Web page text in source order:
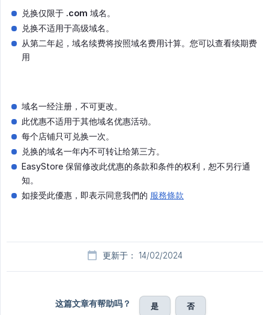
兑换仅限于 .com 域名。
兑换不适用于高级域名。
从第二年起，域名续费将按照域名费用计算。您可以查看续期费
用
域名一经注册，不可更改。
此优惠不适用于其他域名优惠活动。
每个店铺只可兑换一次。
兑换的域名一年内不可转让给第三方。
EasyStore 保留修改此优惠的条款和条件的权利，恕不另行通
知。
如接受此優惠，即表示同意我們的 服務條款
更新于： 14/02/2024
这篇文章有帮助吗？ 是 否